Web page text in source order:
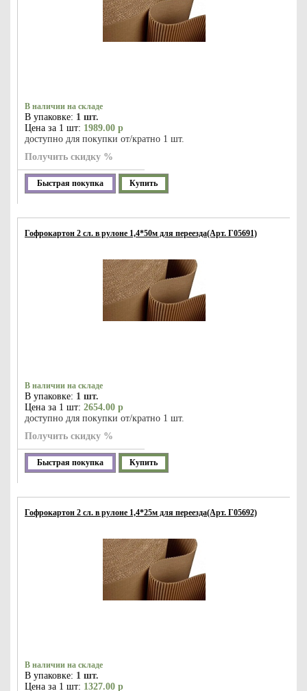
В наличии на складе
В упаковке: 1 шт.
Цена за 1 шт: 1989.00 р
доступно для покупки от/кратно 1 шт.
Получить скидку %
Быстрая покупка Купить
Гофрокартон 2 сл. в рулоне 1,4*50м для переезда(Арт. Г05691)
В наличии на складе
В упаковке: 1 шт.
Цена за 1 шт: 2654.00 р
доступно для покупки от/кратно 1 шт.
Получить скидку %
Быстрая покупка Купить
Гофрокартон 2 сл. в рулоне 1,4*25м для переезда(Арт. Г05692)
В наличии на складе
В упаковке: 1 шт.
Цена за 1 шт: 1327.00 р